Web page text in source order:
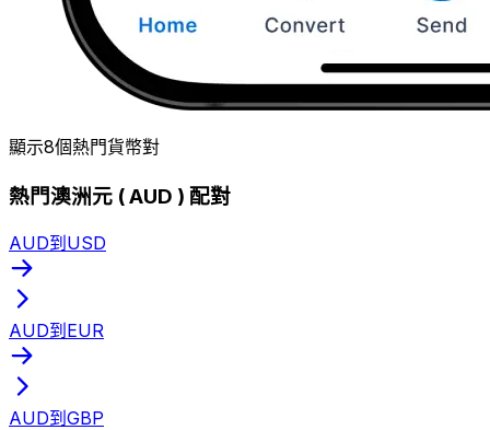
顯示8個熱門貨幣對
熱門澳洲元 ( AUD ) 配對
AUD到USD
AUD到EUR
AUD到GBP